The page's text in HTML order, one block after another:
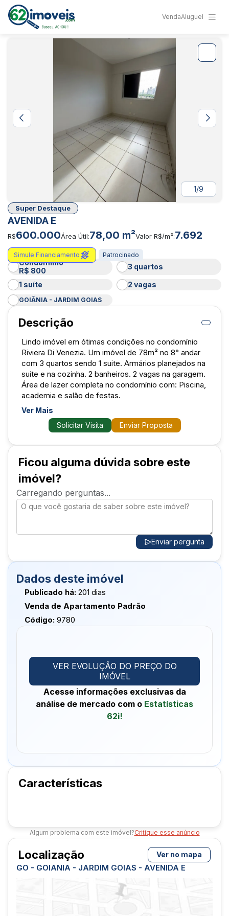
VendaAluguel
1/9
AVENIDA E
Super Destaque
R$600.000Área Útil:78,00 m²Valor R$/m²:7.692
Patrocinado
Simule Financiamento
Condomínio
R$ 800
3 quartos
1 suíte 2 vagas
GOIÂNIA - JARDIM GOIAS
Descrição
Lindo imóvel em ótimas condições no condomínio
Riviera Di Venezia. Um imóvel de 78m² no 8° andar
com 3 quartos sendo 1 suite. Armários planejados na
suíte e na cozinha. 2 banheiros. 2 vagas na garagem.
Área de lazer completa no condomínio com: Piscina,
Ver Mais
Solicitar Visita
Enviar Proposta
Ficou alguma dúvida sobre este
imóvel?
Carregando perguntas...
Enviar pergunta
Dados deste imóvel
Publicado há: 201 dias
Venda de Apartamento Padrão
Código: 9780
VER EVOLUÇÃO DO PREÇO DO
IMÓVEL
Acesse informações exclusivas da
análise de mercado com o Estatísticas
62i!
Características
Algum problema com este imóvel?Critique esse anúncio
Localização Ver no mapa
GO - GOIANIA - JARDIM GOIAS - AVENIDA E